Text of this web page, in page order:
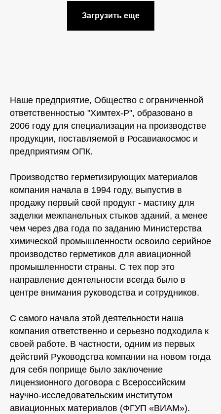
Загрузить еще
Наше предприятие, Общество с ограниченной
ответственностью "Химтех-Р", образовано в
2006 году для специализации на производстве
продукции, поставляемой в Росавиакосмос и
предприятиям ОПК.
Производство герметизирующих материалов
компания начала в 1994 году, выпустив в
продажу первый свой продукт - мастику для
заделки межпанельных стыков зданий, а менее
чем через два года по заданию Министерства
химической промышленности освоило серийное
производство герметиков для авиационной
промышленности страны. С тех пор это
направление деятельности всегда было в
центре внимания руководства и сотрудников.
С самого начала этой деятельности наша
компания ответственно и серьезно подходила к
своей работе. В частности, одним из первых
действий Руководства компании на новом тогда
для себя поприще было заключение
лицензионного договора с Всероссийским
научно-исследовательским институтом
авиационных материалов (ФГУП «ВИАМ»).